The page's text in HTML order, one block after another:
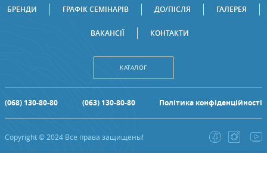
БРЕНДИ ГРАФІК СЕМІНАРІВ ДО/ПІСЛЯ ГАЛЕРЕЯ
ВАКАНСІЇ КОНТАКТИ
КАТАЛОГ
(068) 130-80-80 (063) 130-80-80 Політика конфіденційності
Copyright © 2024 Все права защищены!